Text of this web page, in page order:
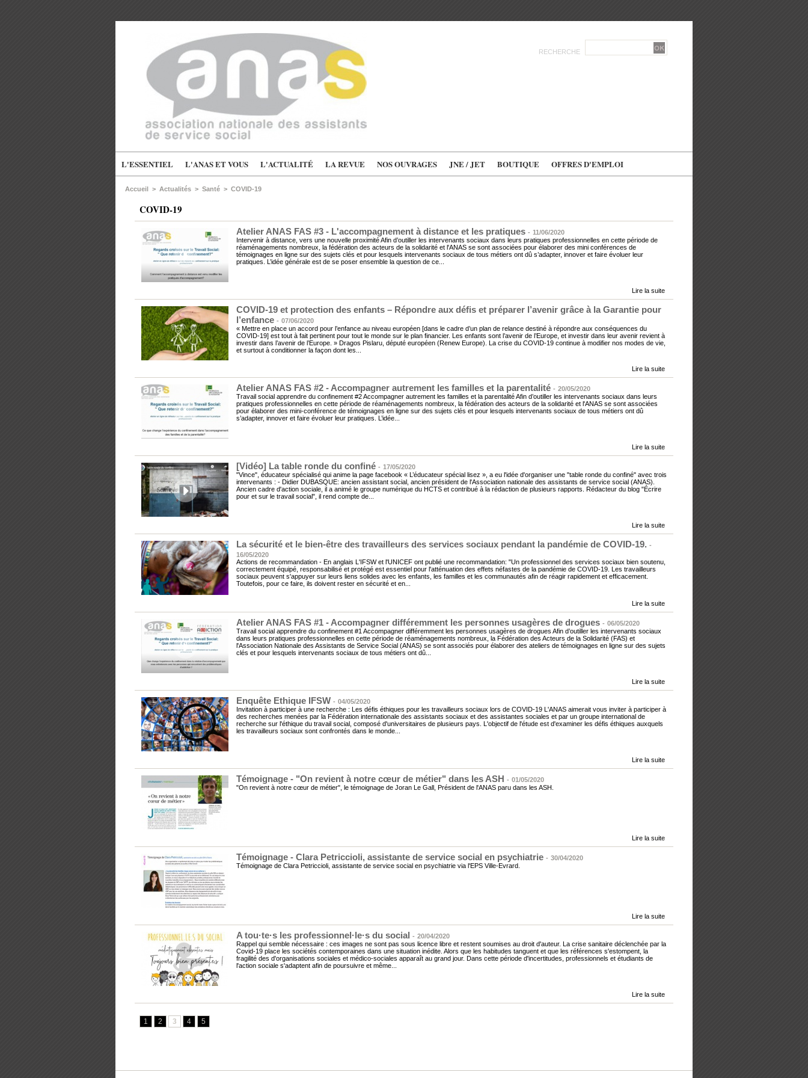
RECHERCHE
L'ESSENTIEL L'ANAS ET VOUS L'ACTUALITÉ LA REVUE NOS OUVRAGES JNE / JET BOUTIQUE OFFRES D'EMPLOI
Accueil > Actualités > Santé > COVID-19
COVID-19
Atelier ANAS FAS #3 - L'accompagnement à distance et les pratiques - 11/06/2020
Intervenir à distance, vers une nouvelle proximité Afin d’outiller les intervenants sociaux dans leurs pratiques professionnelles en cette période de
réaménagements nombreux, la fédération des acteurs de la solidarité et l'ANAS se sont associées pour élaborer des mini conférences de
témoignages en ligne sur des sujets clés et pour lesquels intervenants sociaux de tous métiers ont dû s’adapter, innover et faire évoluer leur
pratiques. L’idée générale est de se poser ensemble la question de ce...
Lire la suite
COVID-19 et protection des enfants – Répondre aux défis et préparer l’avenir grâce à la Garantie pour
l’enfance - 07/06/2020
« Mettre en place un accord pour l’enfance au niveau européen [dans le cadre d’un plan de relance destiné à répondre aux conséquences du
COVID-19] est tout à fait pertinent pour tout le monde sur le plan financier. Les enfants sont l’avenir de l’Europe, et investir dans leur avenir revient à
investir dans l’avenir de l’Europe. » Dragos Pislaru, député européen (Renew Europe). La crise du COVID-19 continue à modifier nos modes de vie,
et surtout à conditionner la façon dont les...
Lire la suite
Atelier ANAS FAS #2 - Accompagner autrement les familles et la parentalité - 20/05/2020
Travail social apprendre du confinement #2 Accompagner autrement les familles et la parentalité Afin d’outiller les intervenants sociaux dans leurs
pratiques professionnelles en cette période de réaménagements nombreux, la fédération des acteurs de la solidarité et l'ANAS se sont associées
pour élaborer des mini-conférence de témoignages en ligne sur des sujets clés et pour lesquels intervenants sociaux de tous métiers ont dû
s’adapter, innover et faire évoluer leur pratiques. L’idée...
Lire la suite
[Vidéo] La table ronde du confiné - 17/05/2020
"Vince", éducateur spécialisé qui anime la page facebook « L’éducateur spécial lisez », a eu l'idée d'organiser une "table ronde du confiné" avec trois
intervenants : - Didier DUBASQUE: ancien assistant social, ancien président de l'Association nationale des assistants de service social (ANAS).
Ancien cadre d'action sociale, il a animé le groupe numérique du HCTS et contribué à la rédaction de plusieurs rapports. Rédacteur du blog "Écrire
pour et sur le travail social", il rend compte de...
Lire la suite
La sécurité et le bien-être des travailleurs des services sociaux pendant la pandémie de COVID-19. -
16/05/2020
Actions de recommandation - En anglais L'IFSW et l'UNICEF ont publié une recommandation: "Un professionnel des services sociaux bien soutenu,
correctement équipé, responsabilisé et protégé est essentiel pour l'atténuation des effets néfastes de la pandémie de COVID-19. Les travailleurs
sociaux peuvent s'appuyer sur leurs liens solides avec les enfants, les familles et les communautés afin de réagir rapidement et efficacement.
Toutefois, pour ce faire, ils doivent rester en sécurité et en...
Lire la suite
Atelier ANAS FAS #1 - Accompagner différemment les personnes usagères de drogues - 06/05/2020
Travail social apprendre du confinement #1 Accompagner différemment les personnes usagères de drogues Afin d’outiller les intervenants sociaux
dans leurs pratiques professionnelles en cette période de réaménagements nombreux, la Fédération des Acteurs de la Solidarité (FAS) et
l'Association Nationale des Assistants de Service Social (ANAS) se sont associés pour élaborer des ateliers de témoignages en ligne sur des sujets
clés et pour lesquels intervenants sociaux de tous métiers ont dû...
Lire la suite
Enquête Ethique IFSW - 04/05/2020
Invitation à participer à une recherche : Les défis éthiques pour les travailleurs sociaux lors de COVID-19 L'ANAS aimerait vous inviter à participer à
des recherches menées par la Fédération internationale des assistants sociaux et des assistantes sociales et par un groupe international de
recherche sur l'éthique du travail social, composé d'universitaires de plusieurs pays. L'objectif de l'étude est d'examiner les défis éthiques auxquels
les travailleurs sociaux sont confrontés dans le monde...
Lire la suite
Témoignage - "On revient à notre cœur de métier" dans les ASH - 01/05/2020
"On revient à notre cœur de métier", le témoignage de Joran Le Gall, Président de l'ANAS paru dans les ASH.
Lire la suite
Témoignage - Clara Petriccioli, assistante de service social en psychiatrie - 30/04/2020
Témoignage de Clara Petriccioli, assistante de service social en psychiatrie via l'EPS Ville-Evrard.
Lire la suite
A tou·te·s les professionnel·le·s du social - 20/04/2020
Rappel qui semble nécessaire : ces images ne sont pas sous licence libre et restent soumises au droit d'auteur. La crise sanitaire déclenchée par la
Covid-19 place les sociétés contemporaines dans une situation inédite. Alors que les habitudes tanguent et que les références s'estompent, la
fragilité des d'organisations sociales et médico-sociales apparaît au grand jour. Dans cette période d'incertitudes, professionnels et étudiants de
l'action sociale s'adaptent afin de poursuivre et même...
Lire la suite
1 2 3 4 5